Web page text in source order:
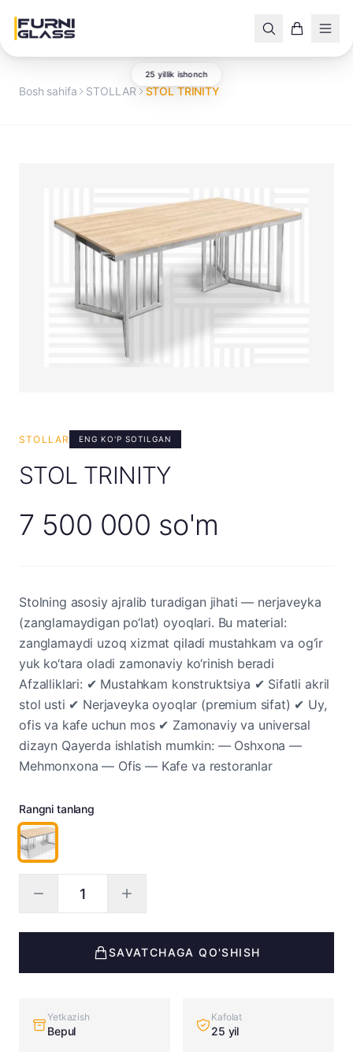
25 yillik ishonch
Bosh sahifa STOLLAR STOL TRINITY
STOLLAR ENG KO'P SOTILGAN
STOL TRINITY
7 500 000 so'm
Stolning asosiy ajralib turadigan jihati — nerjaveyka
(zanglamaydigan po‘lat) oyoqlari. Bu material:
zanglamaydi uzoq xizmat qiladi mustahkam va og‘ir
yuk ko‘tara oladi zamonaviy ko‘rinish beradi
Afzalliklari: ✔ Mustahkam konstruktsiya ✔ Sifatli akril
stol usti ✔ Nerjaveyka oyoqlar (premium sifat) ✔ Uy,
ofis va kafe uchun mos ✔ Zamonaviy va universal
dizayn Qayerda ishlatish mumkin: — Oshxona —
Mehmonxona — Ofis — Kafe va restoranlar
Rangni tanlang
SAVATCHAGA QO'SHISH
Yetkazish
Bepul
Kafolat
25 yil